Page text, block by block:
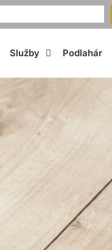
Služby Podlahár